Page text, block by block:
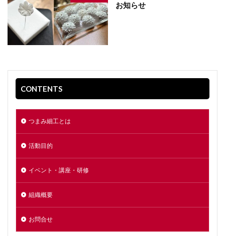
お知らせ
CONTENTS
つまみ細工とは
活動目的
イベント・講座・研修
組織概要
お問合せ